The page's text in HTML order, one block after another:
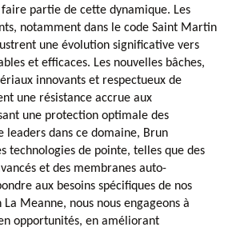
faire partie de cette dynamique. Les
notamment dans le code Saint Martin
une évolution significative vers
et efficaces. Les nouvelles bâches,
innovants et respectueux de
une résistance accrue aux
une protection optimale des
leaders dans ce domaine, Brun
technologies de pointe, telles que des
et des membranes auto-
aux besoins spécifiques de nos
Meanne, nous nous engageons à
opportunités, en améliorant